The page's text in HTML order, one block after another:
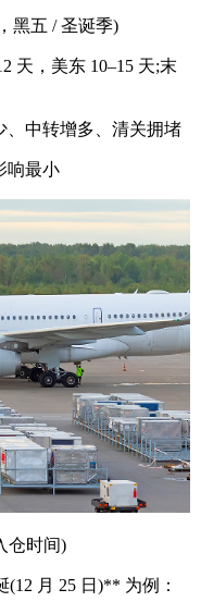
黑五 / 圣诞季)
，美东 10–15 天;末
中转增多、清关拥堵
最小
时间)
月 25 日)** 为例：